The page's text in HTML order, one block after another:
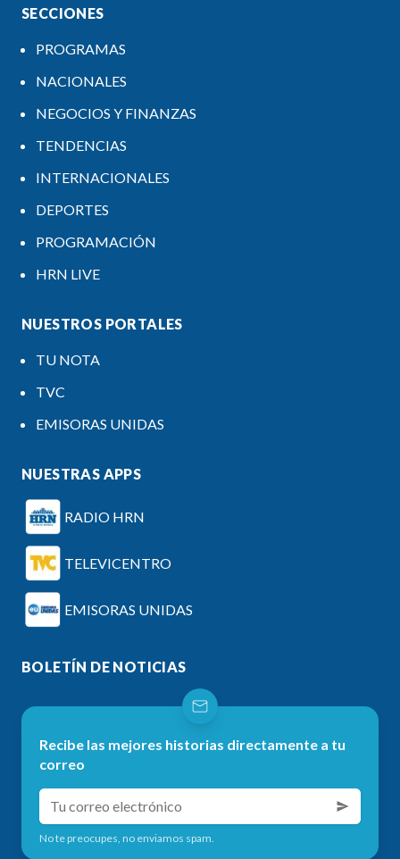
SECCIONES
PROGRAMAS
NACIONALES
NEGOCIOS Y FINANZAS
TENDENCIAS
INTERNACIONALES
DEPORTES
PROGRAMACIÓN
HRN LIVE
NUESTROS PORTALES
TU NOTA
TVC
EMISORAS UNIDAS
NUESTRAS APPS
RADIO HRN
TELEVICENTRO
EMISORAS UNIDAS
BOLETÍN DE NOTICIAS
Recibe las mejores historias directamente a tu
correo
No te preocupes, no enviamos spam.